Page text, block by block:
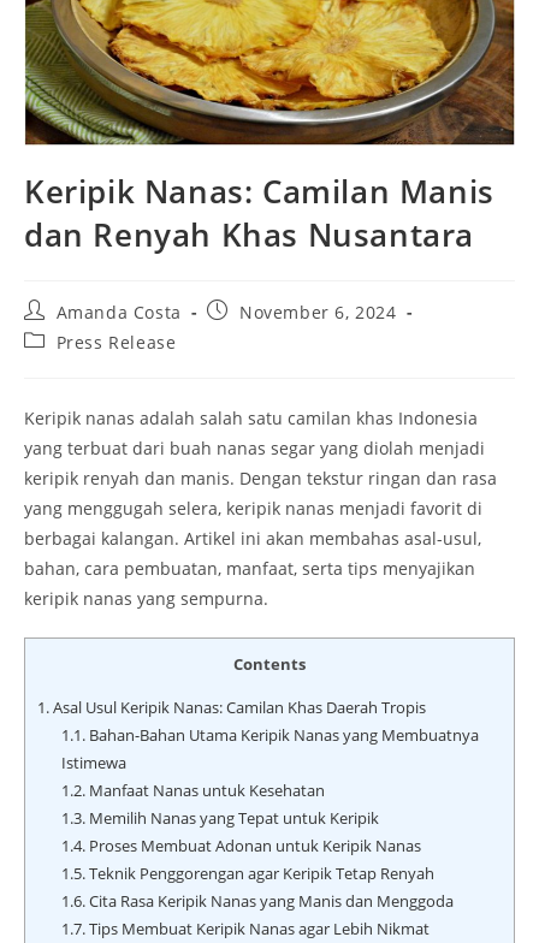
Keripik Nanas: Camilan Manis
dan Renyah Khas Nusantara
Post
author:
Amanda Costa
PostNovember 6, 2024
PostPress Release
Keripik nanas adalah salah satu camilan khas Indonesia
yang terbuat dari buah nanas segar yang diolah menjadi
keripik renyah dan manis. Dengan tekstur ringan dan rasa
yang menggugah selera, keripik nanas menjadi favorit di
berbagai kalangan. Artikel ini akan membahas asal-usul,
bahan, cara pembuatan, manfaat, serta tips menyajikan
keripik nanas yang sempurna.
Contents
1.Asal Usul Keripik Nanas: Camilan Khas Daerah Tropis
1.1.Bahan-Bahan Utama Keripik Nanas yang Membuatnya
Istimewa
1.2.Manfaat Nanas untuk Kesehatan
1.3.Memilih Nanas yang Tepat untuk Keripik
1.4.Proses Membuat Adonan untuk Keripik Nanas
1.5.Teknik Penggorengan agar Keripik Tetap Renyah
1.6.Cita Rasa Keripik Nanas yang Manis dan Menggoda
1.7.Tips Membuat Keripik Nanas agar Lebih Nikmat